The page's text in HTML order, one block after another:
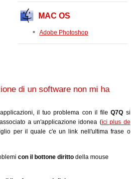
MAC OS
Adobe Photoshop
di un software non mi ha
il tuo problema con il fileQ7Q si
a un'applicazione idonea (ici plus de
per il quale c'e un link nell'ultima frase o
con il bottone diritto della mouse